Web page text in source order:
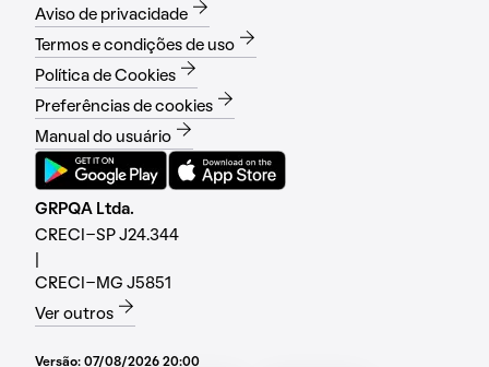
Aviso de privacidade
Termos e condições de uso
Política de Cookies
Preferências de cookies
Manual do usuário
GRPQA Ltda.
CRECI-SP J24.344
CRECI-MG J5851
Ver outros
Versão: 07/08/2026 20:00